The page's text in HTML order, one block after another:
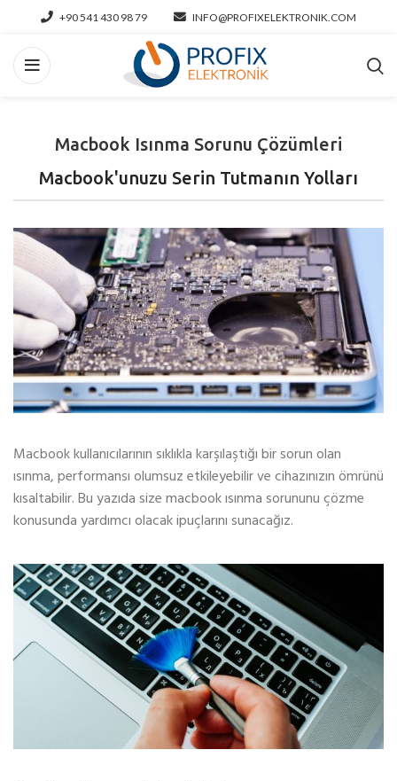
+90 541 430 98 79 INFO@PROFIXELEKTRONIK.COM
Macbook Isınma Sorunu Çözümleri
Macbook'unuzu Serin Tutmanın Yolları
Macbook kullanıcılarının sıklıkla karşılaştığı bir sorun olan
ısınma, performansı olumsuz etkileyebilir ve cihazınızın ömrünü
kısaltabilir. Bu yazıda size macbook ısınma sorununu çözme
konusunda yardımcı olacak ipuçlarını sunacağız.